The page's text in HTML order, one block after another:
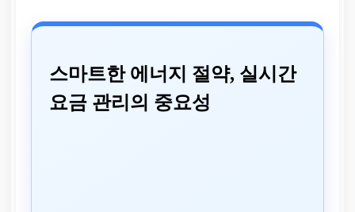
스마트한 에너지 절약, 실시간
요금 관리의 중요성